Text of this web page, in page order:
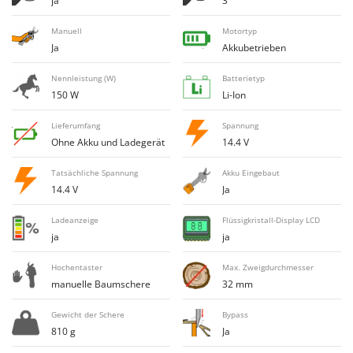
Flockenquetschen
Furchenzieher für Traktoren
Gartengrills
Gartenpumpen
Gebläsespritzen für Traktoren
Gerätehäuser
Getreidemühlen
Grabenfräsen
Grubber - Tiefenlockerer
Grubber für Traktor
H
Häcksler
Handsägen auf Verlängerung
Heckcontainer für Traktoren
Bosch
Brumi
BullMach
C
C.EL.ME.
Calory Forni
Campagnola
Campingaz
Castelgarden
Castellari
Ceccato Olindo
Char-Broil
Classe
Clementi
Cofra
Manuell
Ja
Motortyp
Akkubetrieben
Nennleistung (W)
150 W
Batterietyp
Li-Ion
Lieferumfang
Ohne Akku und Ladegerät
Spannung
14.4 V
Tatsächliche Spannung
14.4 V
Akku Eingebaut
Ja
Ladeanzeige
ja
Flüssigkristall-Display LCD
ja
Hochentaster
manuelle Baumschere
Max. Zweigdurchmesser
32 mm
Gewicht der Schere
810 g
Bypass
Ja